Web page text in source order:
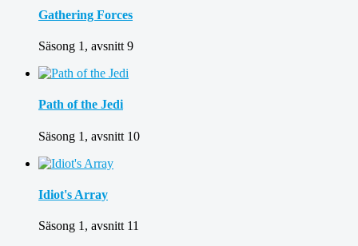
Gathering Forces
Säsong 1, avsnitt 9
Path of the Jedi
Säsong 1, avsnitt 10
Idiot's Array
Säsong 1, avsnitt 11